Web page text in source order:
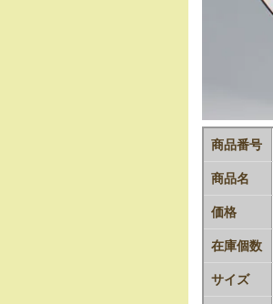
商品番号
商品名
価格
在庫個数
サイズ